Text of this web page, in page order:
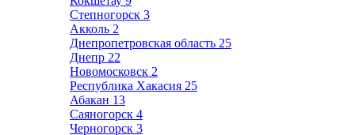
Степногорск 3
Акколь 2
Днепропетровская область 25
Днепр 22
Новомосковск 2
Республика Хакасия 25
Абакан 13
Саяногорск 4
Черногорск 3